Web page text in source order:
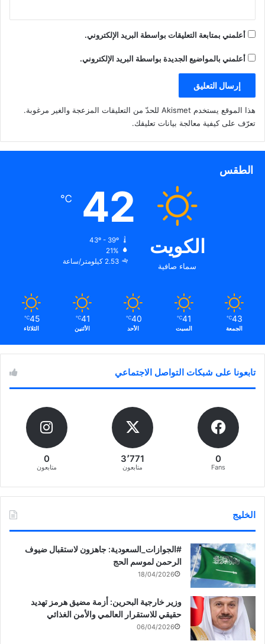
أعلمني بمتابعة التعليقات بواسطة البريد الإلكتروني.
أعلمني بالمواضيع الجديدة بواسطة البريد الإلكتروني.
هذا الموقع يستخدم Akismet للحدّ من التعليقات المزعجة والغير مرغوبة.
تعرّف على كيفية معالجة بيانات تعليقك.
الطقس
الكويت
سماء صافية
42
℃
43º - 39º
21%
2.53 كيلومتر/ساعة
43
℃
الجمعة
41
℃
السبت
40
℃
الأحد
41
℃
الأثنين
45
℃
الثلاثاء
تابعونا على شبكات التواصل الاجتماعي
0
Fans
3٬771
متابعون
0
متابعون
الخليج
‏‎#الجوازات_السعودية: جاهزون لاستقبال ضيوف
الرحمن لموسم الحج
18/04/2026
وزير خارجية البحرين: أزمة مضيق هرمز تهديد
حقيقي للاستقرار العالمي والأمن الغذائي
06/04/2026